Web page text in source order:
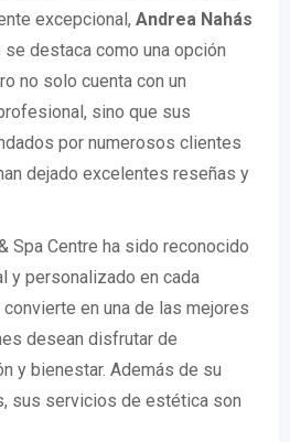
excepcional, Andrea Nahás
se destaca como una opción
no solo cuenta con un
sino que sus
por numerosos clientes
dejado excelentes reseñas y
Spa Centre ha sido reconocido
y personalizado en cada
en una de las mejores
desean disfrutar de
y bienestar. Además de su
sus servicios de estética son